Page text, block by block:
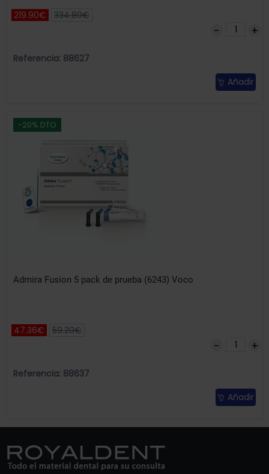
219.90€ 334.80€
Referencia: 88627
Añadir
-20% DTO
Admira Fusion 5 pack de prueba (6243) Voco
47.36€ 59.20€
Referencia: 88637
Añadir